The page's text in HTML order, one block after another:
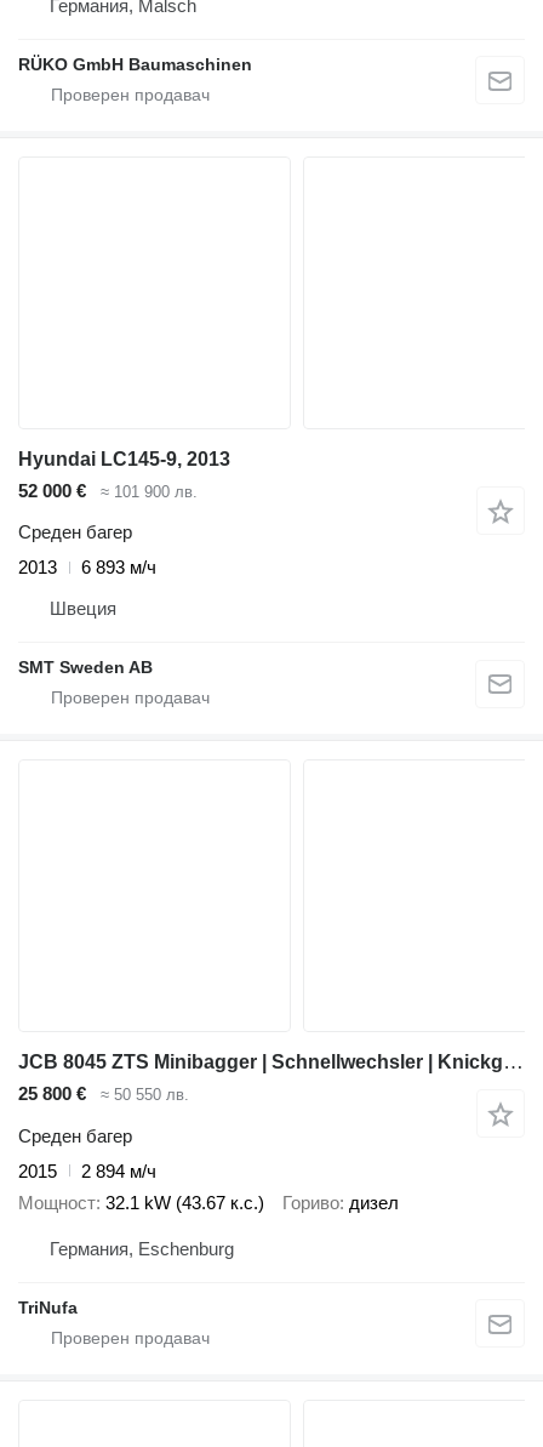
Германия, Malsch
RÜKO GmbH Baumaschinen
Hyundai LC145-9, 2013
52 000 €
≈ 101 900 лв.
Среден багер
2013
6 893 м/ч
Швеция
SMT Sweden AB
JCB 8045 ZTS Minibagger | Schnellwechsler | Knickgelenk |
25 800 € ≈ 50 550 лв.
Среден багер
2015
2 894 м/ч
Мощност 32.1 kW (43.67 к.с.) Гориво дизел
Германия, Eschenburg
TriNufa